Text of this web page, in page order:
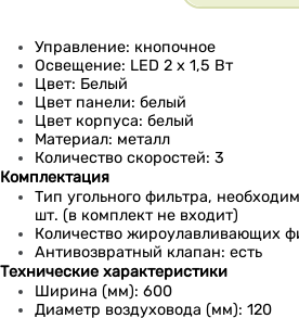
Управление: кнопочное
Освещение: LED 2 x 1,5 Вт
Цвет: Белый
Цвет панели: белый
Цвет корпуса: белый
Материал: металл
Количество скоростей: 3
Комплектация
Тип угольного фильтра,
шт. (в комплект не входит)
Количество жироулавливающих
Антивозвратный клапан: есть
Технические характеристики
Ширина (мм): 600
Диаметр воздуховода (мм): 120